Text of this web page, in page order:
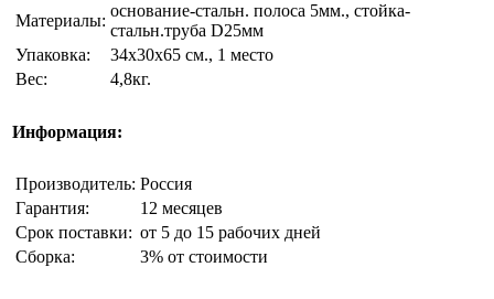
Материалы:
основание-стальн. полоса 5мм., стойка-
стальн.труба D25мм
Упаковка:
34х30х65 см., 1 место
Вес:
4,8кг.
Информация:
Производитель: Россия
Гарантия:
12 месяцев
Срок поставки: от 5 до 15 рабочих дней
Сборка:
3% от стоимости